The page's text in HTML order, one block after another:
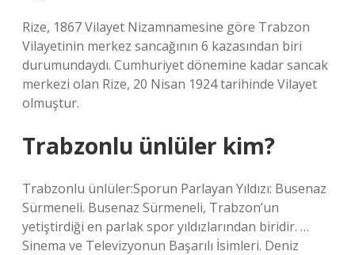
Rize, 1867 Vilayet Nizamnamesine göre Trabzon
Vilayetinin merkez sancağının 6 kazasından biri
durumundaydı. Cumhuriyet dönemine kadar sancak
merkezi olan Rize, 20 Nisan 1924 tarihinde Vilayet
olmuştur.
Trabzonlu ünlüler kim?
Trabzonlu ünlüler:Sporun Parlayan Yıldızı: Busenaz
Sürmeneli. Busenaz Sürmeneli, Trabzon’un
yetiştirdiği en parlak spor yıldızlarından biridir. …
Sinema ve Televizyonun Başarılı İsimleri. Deniz